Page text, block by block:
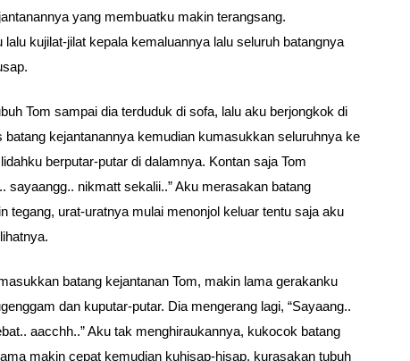
yang membuatku makin terangsang.
lalu kujilat-jilat kepala kemaluannya lalu seluruh batangnya
Tom sampai dia terduduk di sofa, lalu aku berjongkok di
batang kejantanannya kemudian kumasukkan seluruhnya ke
berputar-putar di dalamnya. Kontan saja Tom
sayaangg.. nikmatt sekalii..” Aku merasakan batang
tegang, urat-uratnya mulai menonjol keluar tentu saja aku
batang kejantanan Tom, makin lama gerakanku
dan kuputar-putar. Dia mengerang lagi, “Sayaang..
aacchh..” Aku tak menghiraukannya, kukocok batang
makin cepat kemudian kuhisap-hisap, kurasakan tubuh